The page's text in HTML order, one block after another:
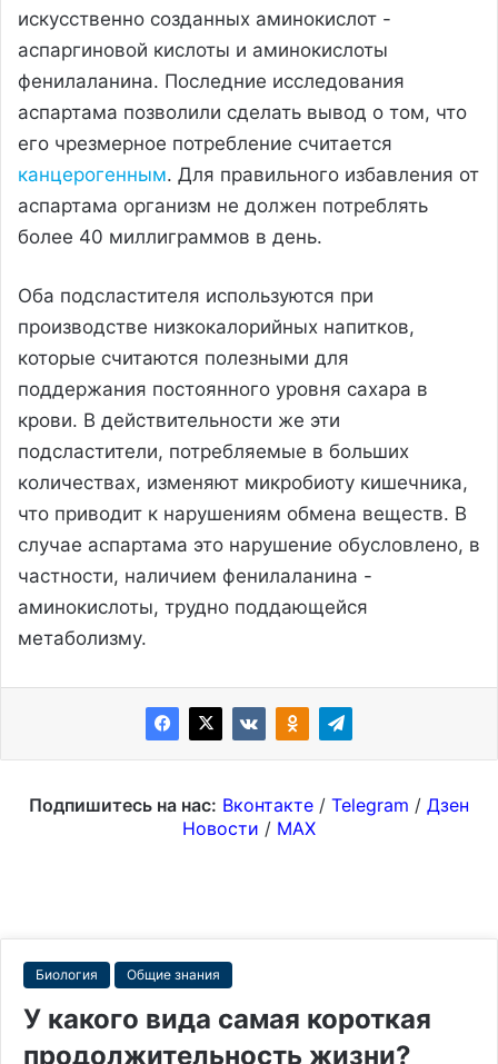
искусственно созданных аминокислот -
аспаргиновой кислоты и аминокислоты
фенилаланина. Последние исследования
аспартама позволили сделать вывод о том, что
его чрезмерное потребление считается
канцерогенным. Для правильного избавления от
аспартама организм не должен потреблять
более 40 миллиграммов в день.
Оба подсластителя используются при
производстве низкокалорийных напитков,
которые считаются полезными для
поддержания постоянного уровня сахара в
крови. В действительности же эти
подсластители, потребляемые в больших
количествах, изменяют микробиоту кишечника,
что приводит к нарушениям обмена веществ. В
случае аспартама это нарушение обусловлено, в
частности, наличием фенилаланина -
аминокислоты, трудно поддающейся
метаболизму.
Подпишитесь на нас: Вконтакте / Telegram / Дзен
Новости / MAX